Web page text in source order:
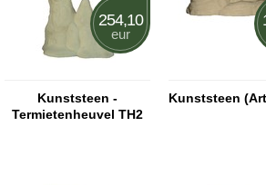
254,10
eur
Kunststeen -
Termietenheuvel TH2
Kunststeen